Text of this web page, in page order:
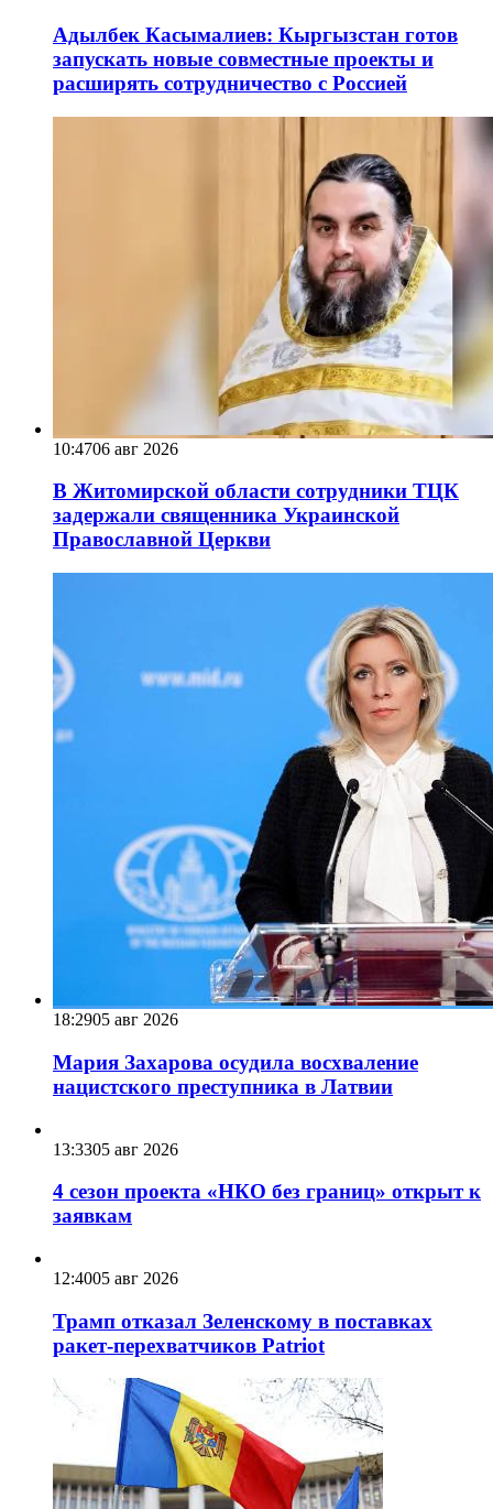
Адылбек Касымалиев: Кыргызстан готов
запускать новые совместные проекты и
расширять сотрудничество с Россией
10:4706 авг 2026
В Житомирской области сотрудники ТЦК
задержали священника Украинской
Православной Церкви
18:2905 авг 2026
Мария Захарова осудила восхваление
нацистского преступника в Латвии
13:3305 авг 2026
4 сезон проекта «НКО без границ» открыт к
заявкам
12:4005 авг 2026
Трамп отказал Зеленскому в поставках
ракет-перехватчиков Patriot